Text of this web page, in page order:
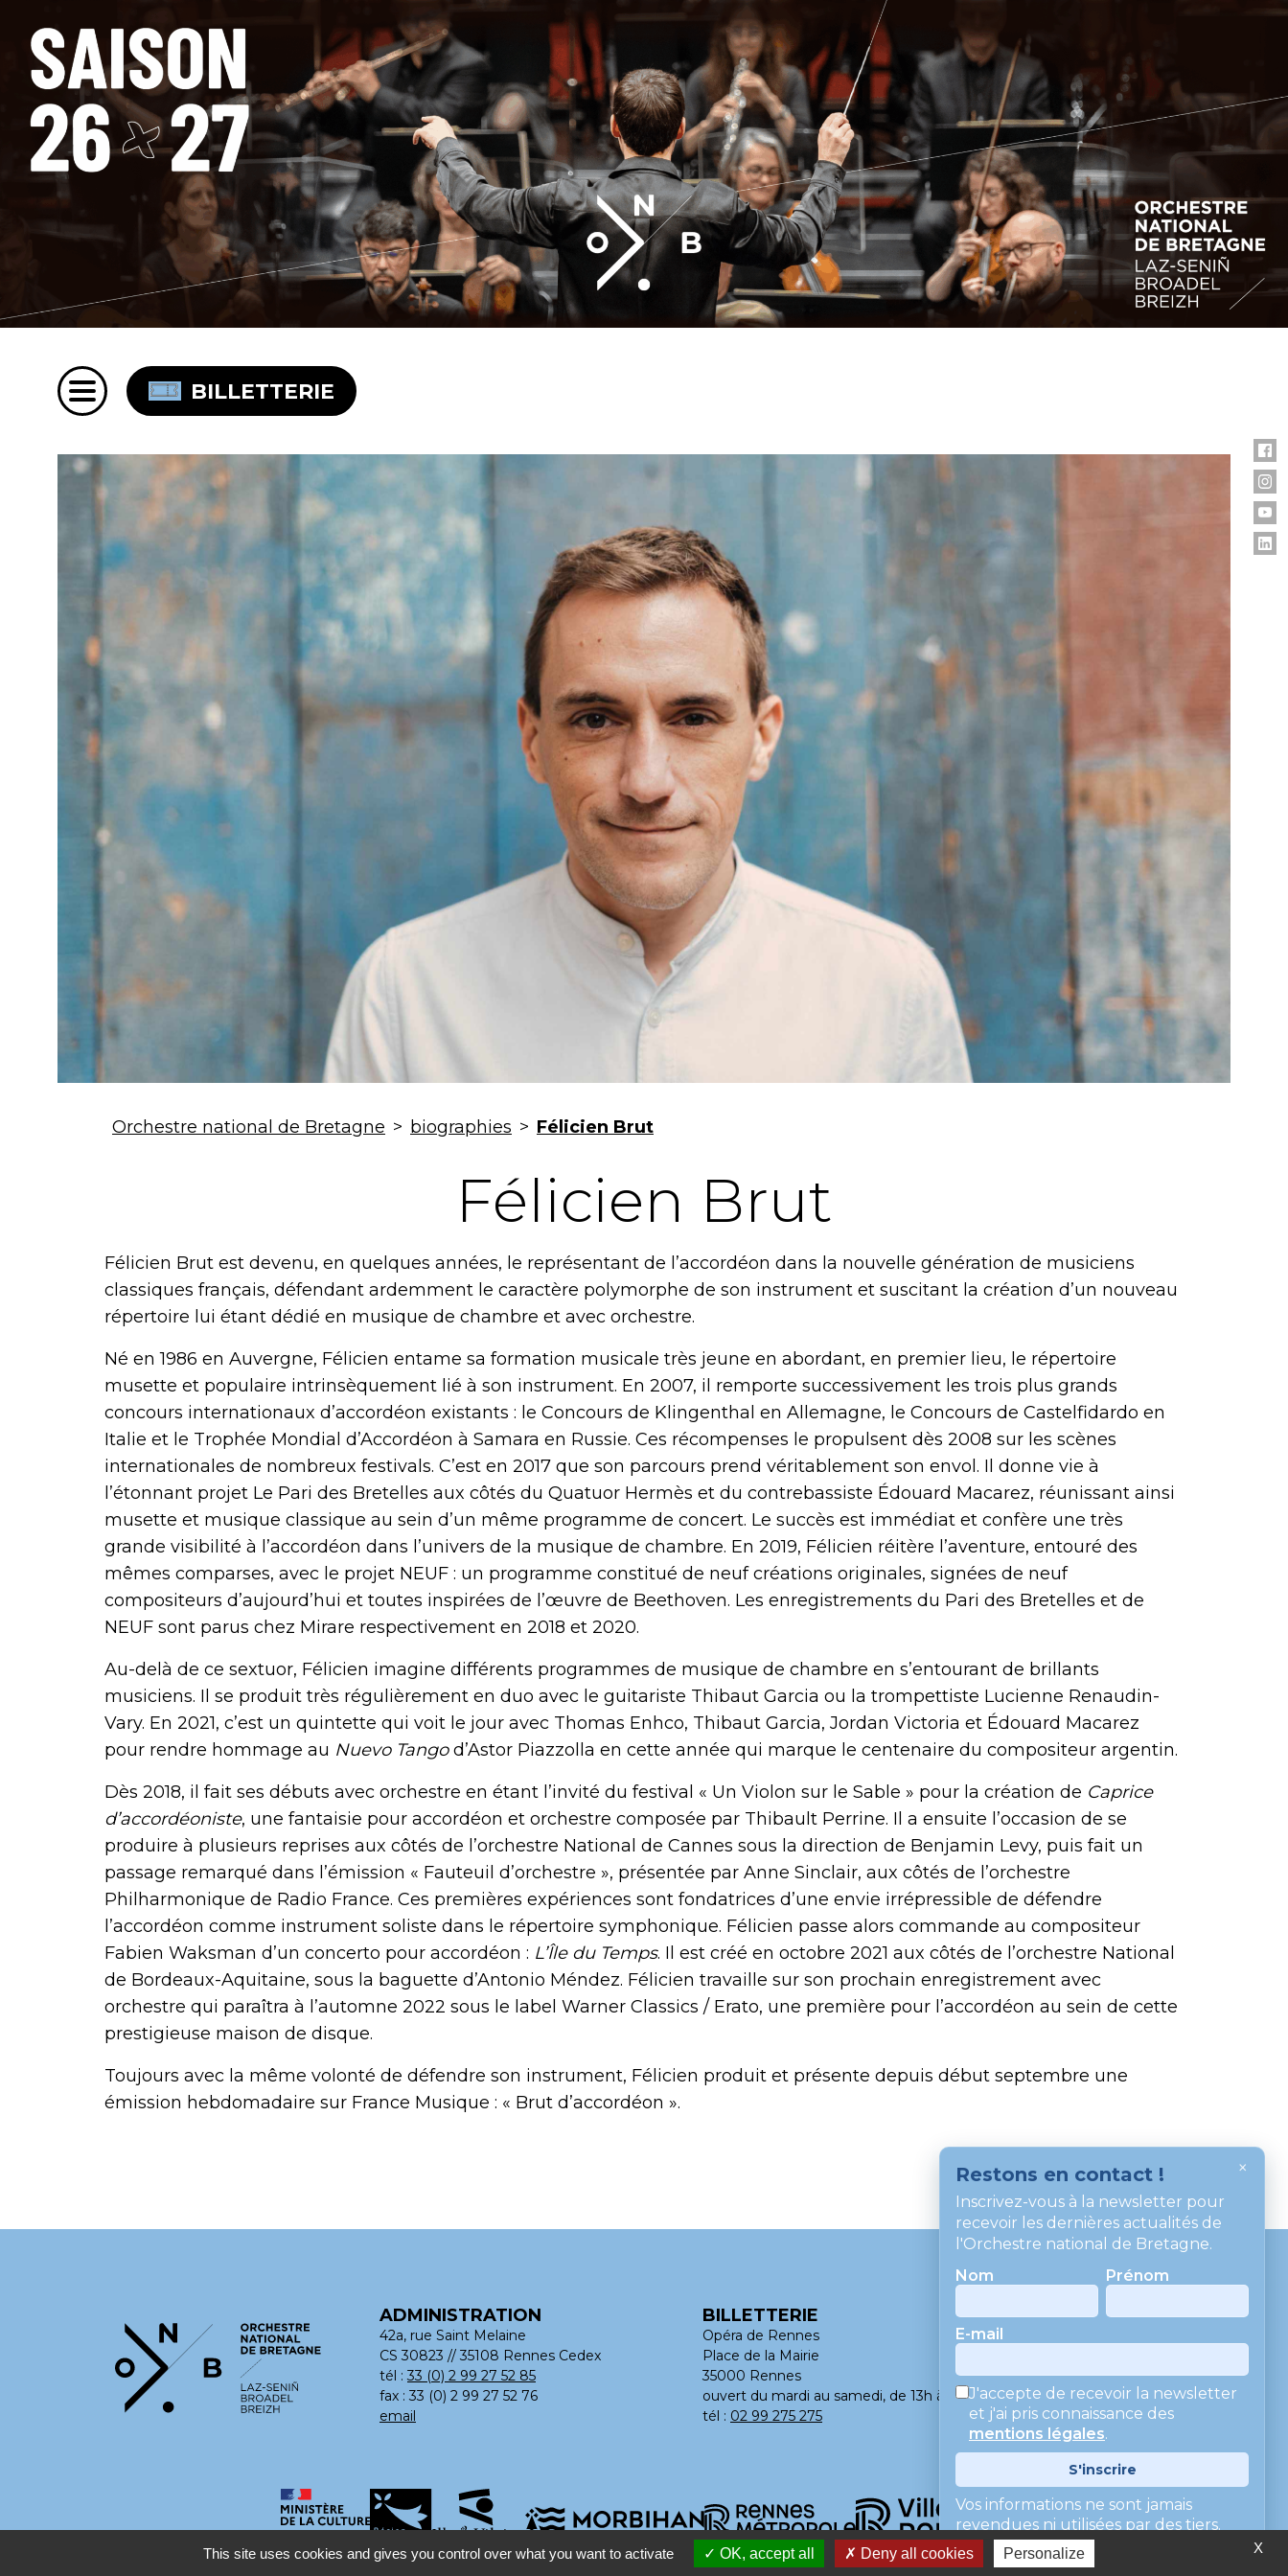
BILLETTERIE
Orchestre national de Bretagne > biographies > Félicien Brut
Félicien Brut
Félicien Brut est devenu, en quelques années, le représentant de l’accordéon dans la nouvelle génération de musiciens
classiques français, défendant ardemment le caractère polymorphe de son instrument et suscitant la création d’un nouveau
répertoire lui étant dédié en musique de chambre et avec orchestre.
Né en 1986 en Auvergne, Félicien entame sa formation musicale très jeune en abordant, en premier lieu, le répertoire
musette et populaire intrinsèquement lié à son instrument. En 2007, il remporte successivement les trois plus grands
concours internationaux d’accordéon existants : le Concours de Klingenthal en Allemagne, le Concours de Castelfidardo en
Italie et le Trophée Mondial d’Accordéon à Samara en Russie. Ces récompenses le propulsent dès 2008 sur les scènes
internationales de nombreux festivals. C’est en 2017 que son parcours prend véritablement son envol. Il donne vie à
l’étonnant projet Le Pari des Bretelles aux côtés du Quatuor Hermès et du contrebassiste Édouard Macarez, réunissant ainsi
musette et musique classique au sein d’un même programme de concert. Le succès est immédiat et confère une très
grande visibilité à l’accordéon dans l’univers de la musique de chambre. En 2019, Félicien réitère l’aventure, entouré des
mêmes comparses, avec le projet NEUF : un programme constitué de neuf créations originales, signées de neuf
compositeurs d’aujourd’hui et toutes inspirées de l’œuvre de Beethoven. Les enregistrements du Pari des Bretelles et de
NEUF sont parus chez Mirare respectivement en 2018 et 2020.
Au-delà de ce sextuor, Félicien imagine différents programmes de musique de chambre en s’entourant de brillants
musiciens. Il se produit très régulièrement en duo avec le guitariste Thibaut Garcia ou la trompettiste Lucienne Renaudin-
Vary. En 2021, c’est un quintette qui voit le jour avec Thomas Enhco, Thibaut Garcia, Jordan Victoria et Édouard Macarez
pour rendre hommage au Nuevo Tangod’Astor Piazzolla en cette année qui marque le centenaire du compositeur argentin.
Dès 2018, il fait ses débuts avec orchestre en étant l’invité du festival « Un Violon sur le Sable » pour la création de Caprice
d’accordéoniste, une fantaisie pour accordéon et orchestre composée par Thibault Perrine. Il a ensuite l’occasion de se
produire à plusieurs reprises aux côtés de l’orchestre National de Cannes sous la direction de Benjamin Levy, puis fait un
passage remarqué dans l’émission « Fauteuil d’orchestre », présentée par Anne Sinclair, aux côtés de l’orchestre
Philharmonique de Radio France. Ces premières expériences sont fondatrices d’une envie irrépressible de défendre
l’accordéon comme instrument soliste dans le répertoire symphonique. Félicien passe alors commande au compositeur
Fabien Waksman d’un concerto pour accordéon : L’Île du Temps. Il est créé en octobre 2021 aux côtés de l’orchestre National
de Bordeaux-Aquitaine, sous la baguette d’Antonio Méndez. Félicien travaille sur son prochain enregistrement avec
orchestre qui paraîtra à l’automne 2022 sous le label Warner Classics / Erato, une première pour l’accordéon au sein de cette
prestigieuse maison de disque.
Toujours avec la même volonté de défendre son instrument, Félicien produit et présente depuis début septembre une
émission hebdomadaire sur France Musique : « Brut d’accordéon ».
ADMINISTRATION
42a, rue Saint Melaine
CS 30823 // 35108 Rennes Cedex
tél :33 (0) 2 99 27 52 85
fax : 33 (0) 2 99 27 52 76
email
BILLETTERIE
Opéra de Rennes
Place de la Mairie
35000 Rennes
ouvert du mardi au samedi, de 13h à 18h
tél : 02 99 275 275
CONTACT
MENTIONS LÉGALES
×
Restons en contact !
Inscrivez-vous à la newsletter pour
recevoir les dernières actualités de
l'Orchestre national de Bretagne.
Nom
Prénom
E-mail
J'accepte de recevoir la newsletter
et j'ai pris connaissance des
mentions légales.
S'inscrire
Vos informations ne sont jamais
revendues ni utilisées par des tiers.
X
This site uses cookies and gives you control over what you want to activate OK, accept all Deny all cookies Personalize